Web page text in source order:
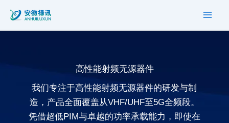
高性能射频无源器件
我们专注于高性能射频无源器件的研发与制
造，产品全面覆盖从VHF/UHF至5G全频段。
凭借超低PIM与卓越的功率承载能力，即使在
索
内